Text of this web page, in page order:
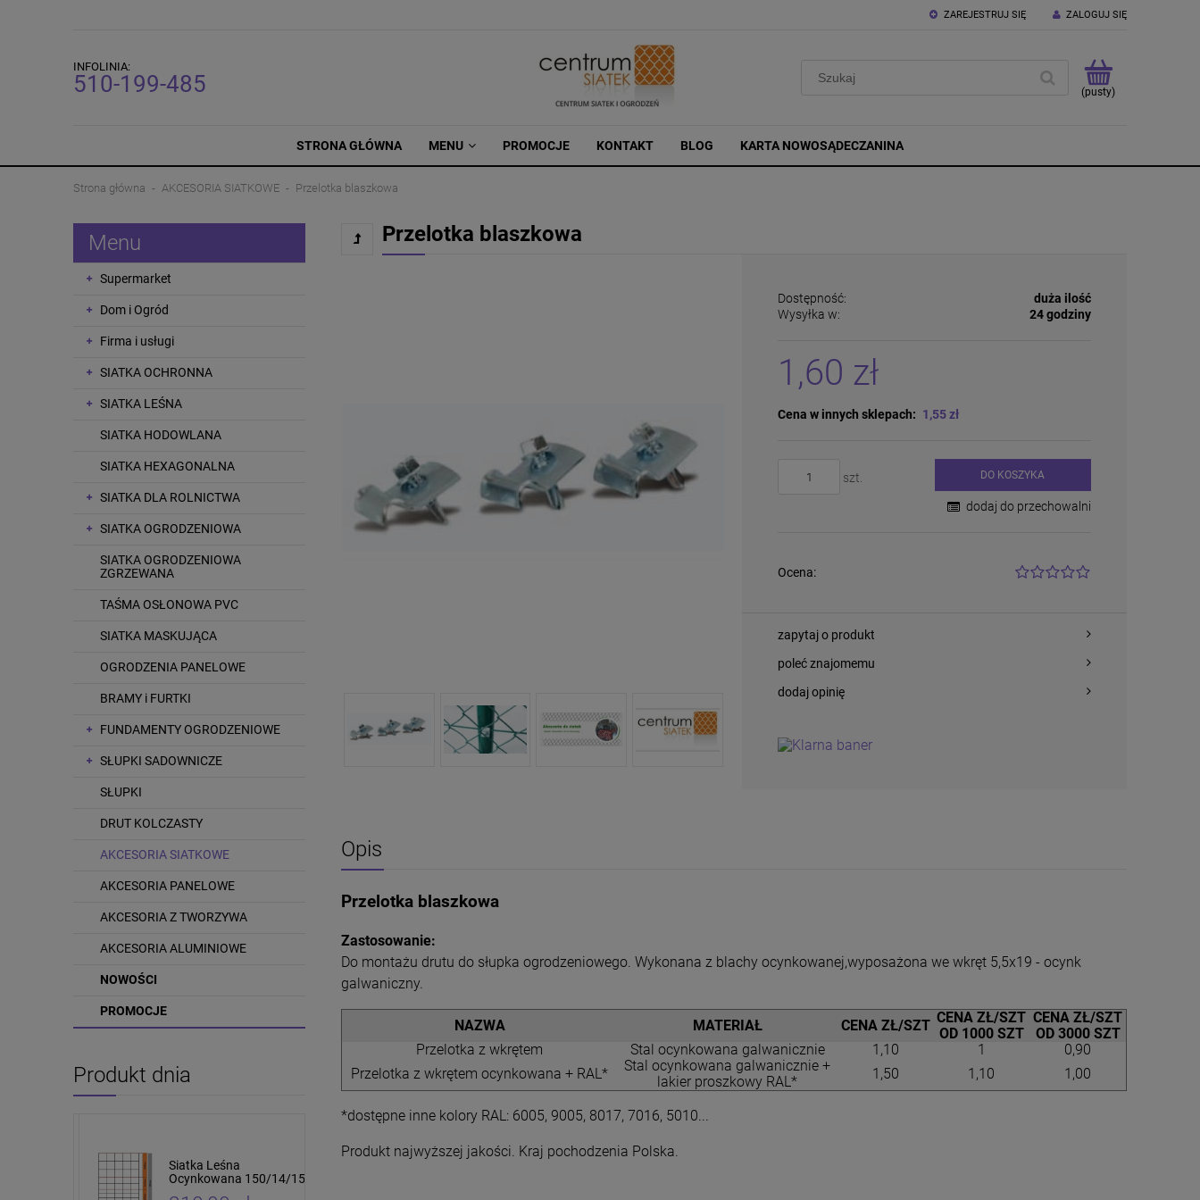
ZAREJESTRUJ SIĘ ZALOGUJ SIĘ
INFOLINIA:
510-199-485 (pusty)
STRONA GŁÓWNA MENU PROMOCJE KONTAKT BLOG KARTA NOWOSĄDECZANINA
Strona główna AKCESORIA SIATKOWE Przelotka blaszkowa
Menu
Supermarket
Dom i Ogród
Firma i usługi
SIATKA OCHRONNA
SIATKA LEŚNA
SIATKA HODOWLANA
SIATKA HEXAGONALNA
SIATKA DLA ROLNICTWA
SIATKA OGRODZENIOWA
SIATKA OGRODZENIOWA
ZGRZEWANA
TAŚMA OSŁONOWA PVC
SIATKA MASKUJĄCA
OGRODZENIA PANELOWE
BRAMY i FURTKI
FUNDAMENTY OGRODZENIOWE
SŁUPKI SADOWNICZE
SŁUPKI
DRUT KOLCZASTY
AKCESORIA SIATKOWE
AKCESORIA PANELOWE
AKCESORIA Z TWORZYWA
AKCESORIA ALUMINIOWE
NOWOŚCI
PROMOCJE
Produkt dnia
Siatka Leśna
Ocynkowana 150/14/15
Przelotka blaszkowa
Dostępność:
duża ilość
Wysyłka w:
24 godziny
1,60 zł
Cena w innych sklepach: 1,55 zł
szt. DO KOSZYKA
dodaj do przechowalni
Ocena:
zapytaj o produkt
poleć znajomemu
dodaj opinię
Opis
Przelotka blaszkowa
Zastosowanie:
Do montażu drutu do słupka ogrodzeniowego. Wykonana z blachy ocynkowanej,wyposażona we wkręt 5,5x19 - ocynk
galwaniczny.
NAZWA MATERIAŁ CENA ZŁ/SZT CENA ZŁ/SZT
OD 1000 SZT
CENA ZŁ/SZT
OD 3000 SZT
Przelotka z wkrętem
Stal ocynkowana galwanicznie 1,10 1
0,90
Przelotka z wkrętem ocynkowana + RAL*
Stal ocynkowana galwanicznie +
lakier proszkowy RAL*
1,50 1,10 1,00
*dostępne inne kolory RAL: 6005, 9005, 8017, 7016, 5010...
Produkt najwyższej jakości. Kraj pochodzenia Polska.